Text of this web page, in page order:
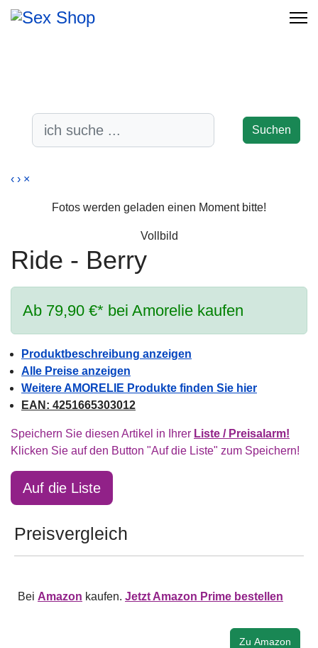
Suchen
‹ › ×
Fotos werden geladen einen Moment bitte!
Vollbild
Ride - Berry
Ab 79,90 €* bei Amorelie kaufen
Produktbeschreibung anzeigen
Alle Preise anzeigen
Weitere AMORELIE Produkte finden Sie hier
EAN: 4251665303012
Speichern Sie diesen Artikel in Ihrer Liste / Preisalarm!
Klicken Sie auf den Button "Auf die Liste" zum Speichern!
Auf die Liste
Preisvergleich
Bei Amazon kaufen. Jetzt Amazon Prime bestellen
Zu Amazon
-17%
-38%
-47%
-17%
-38%